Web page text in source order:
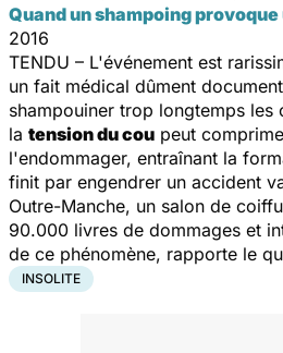
Quand un shampoing provoque
2016
TENDU – L'événement est
un fait médical dûment
shampouiner trop longtemps les
la tension du cou peut
l'endommager, entraînant la
finit par engendrer un accident
Outre-Manche, un salon de
90.000 livres de dommages et
de ce phénomène, rapporte le
INSOLITE